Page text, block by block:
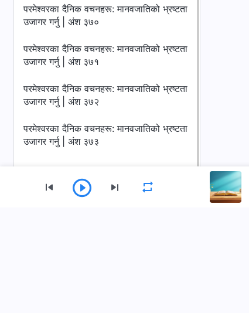
परमेश्‍वरका दैनिक वचनहरू: मानवजातिको भ्रष्टता
उजागर गर्नु | अंश ३७०
परमेश्‍वरका दैनिक वचनहरू: मानवजातिको भ्रष्टता
उजागर गर्नु | अंश ३७१
परमेश्‍वरका दैनिक वचनहरू: मानवजातिको भ्रष्टता
उजागर गर्नु | अंश ३७२
परमेश्‍वरका दैनिक वचनहरू: मानवजातिको भ्रष्टता
उजागर गर्नु | अंश ३७३